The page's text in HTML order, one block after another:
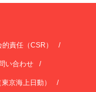
的責任（CSR）
い合わせ
京海上日動）